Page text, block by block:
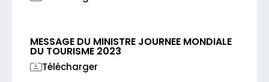
MESSAGE DU MINISTRE JOURNEE MONDIALE
DU TOURISME 2023
Télécharger